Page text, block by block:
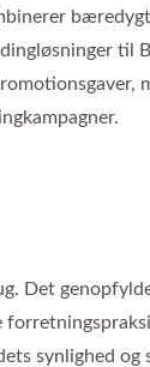
til
Det
synlighed og